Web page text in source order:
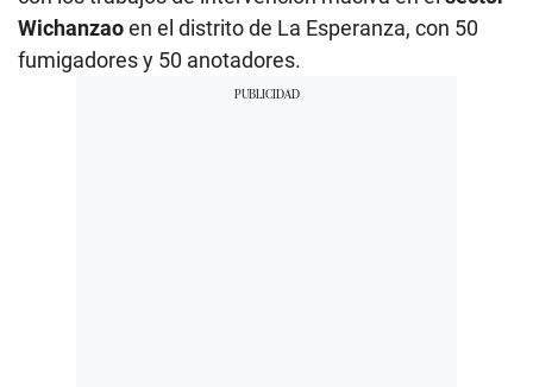
Wichanzaoen el distrito de La Esperanza, con 50
fumigadores y 50 anotadores.